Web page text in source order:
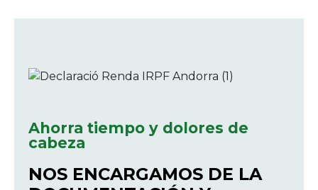
Ahorra tiempo y dolores de
cabeza
NOS ENCARGAMOS DE LA